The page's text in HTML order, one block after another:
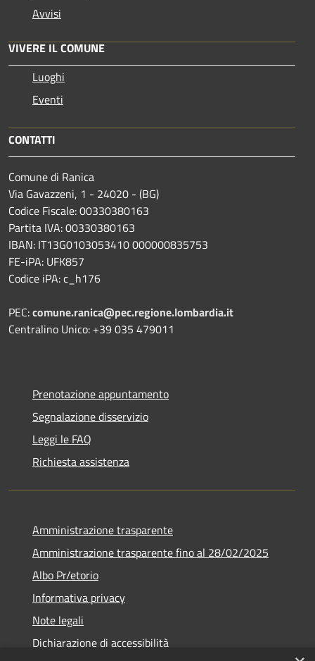
Avvisi
VIVERE IL COMUNE
Luoghi
Eventi
CONTATTI
Comune di Ranica
Via Gavazzeni, 1 - 24020 - (BG)
Codice Fiscale: 00330380163
Partita IVA: 00330380163
IBAN: IT13G0103053410 000000835753
FE-iPA: UFK857
Codice iPA: c_h176
PEC:comune.ranica@pec.regione.lombardia.it
Centralino Unico: +39 035 479011
Prenotazione appuntamento
Segnalazione disservizio
Leggi le FAQ
Richiesta assistenza
Amministrazione trasparente
Amministrazione trasparente fino al 28/02/2025
Albo Pr/etorio
Informativa privacy
Note legali
Dichiarazione di accessibilità